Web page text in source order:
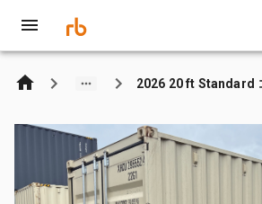
2026 20 ft Standard